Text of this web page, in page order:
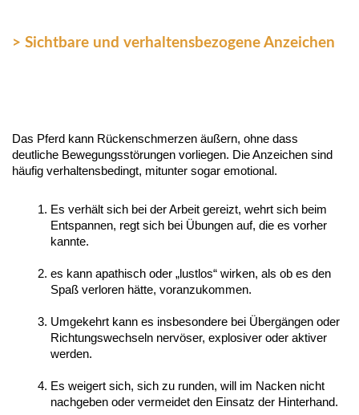
> Sichtbare und verhaltensbezogene Anzeichen
Das Pferd kann Rückenschmerzen äußern, ohne dass
deutliche Bewegungsstörungen vorliegen. Die Anzeichen sind
häufig verhaltensbedingt, mitunter sogar emotional.
Es verhält sich bei der Arbeit gereizt, wehrt sich beim
Entspannen, regt sich bei Übungen auf, die es vorher
kannte.
es kann apathisch oder „lustlos“ wirken, als ob es den
Spaß verloren hätte, voranzukommen.
Umgekehrt kann es insbesondere bei Übergängen oder
Richtungswechseln nervöser, explosiver oder aktiver
werden.
Es weigert sich, sich zu runden, will im Nacken nicht